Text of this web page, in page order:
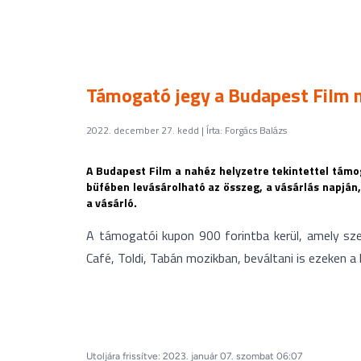
Támogató jegy a Budapest Film
2022. december 27. kedd | Írta: Forgács Balázs
A Budapest Film a nahéz helyzetre tekintettel
büfében levásárolható az összeg, a vásárlás
a vásárló.
A támogatói kupon 900 forintba kerül, amely
Café, Toldi, Tabán mozikban, beváltani is ezeken
Utoljára frissítve: 2023. január 07. szombat 06:07